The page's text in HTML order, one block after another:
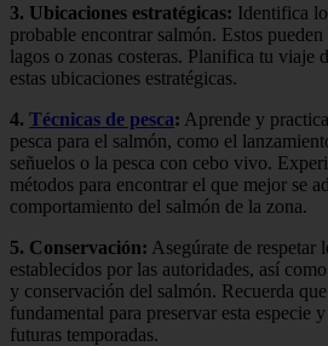
3. Ubicaciones estratégicas: Identifica
probable encontrar salmón. Estos
lagos o zonas costeras. Planifica tu viaje
estas ubicaciones estratégicas.
4. Técnicas de pesca: Aprende y
pesca para el salmón, como el
señuelos o la pesca con cebo vivo.
métodos para encontrar el que mejor se
comportamiento del salmón de la zona.
5. Conservación: Asegúrate de respetar
establecidos por las autoridades, así
y conservación del salmón. Recuerda
fundamental para preservar esta especie
futuras temporadas.